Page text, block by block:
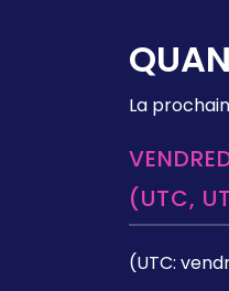
La
(UTC,
(UTC: